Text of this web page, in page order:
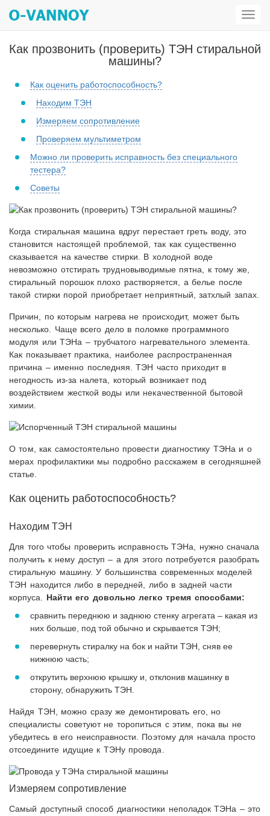
Как прозвонить (проверить) ТЭН стиральной
машины?
Как оценить работоспособность?
Находим ТЭН
Измеряем сопротивление
Проверяем мультиметром
Можно ли проверить исправность без специального
тестера?
Советы
Когда стиральная машина вдруг перестает греть воду, это
становится настоящей проблемой, так как существенно
сказывается на качестве стирки. В холодной воде
невозможно отстирать трудновыводимые пятна, к тому же,
стиральный порошок плохо растворяется, а белье после
такой стирки порой приобретает неприятный, затхлый запах.
Причин, по которым нагрева не происходит, может быть
несколько. Чаще всего дело в поломке программного
модуля или ТЭНа – трубчатого нагревательного элемента.
Как показывает практика, наиболее распространенная
причина – именно последняя. ТЭН часто приходит в
негодность из-за налета, который возникает под
воздействием жесткой воды или некачественной бытовой
химии.
О том, как самостоятельно провести диагностику ТЭНа и о
мерах профилактики мы подробно расскажем в сегодняшней
статье.
Как оценить работоспособность?
Находим ТЭН
Для того чтобы проверить исправность ТЭНа, нужно сначала
получить к нему доступ – а для этого потребуется разобрать
стиральную машину. У большинства современных моделей
ТЭН находится либо в передней, либо в задней части
корпуса. Найти его довольно легко тремя способами:
сравнить переднюю и заднюю стенку агрегата – какая из
них больше, под той обычно и скрывается ТЭН;
перевернуть стиралку на бок и найти ТЭН, сняв ее
нижнюю часть;
открутить верхнюю крышку и, отклонив машинку в
сторону, обнаружить ТЭН.
Найдя ТЭН, можно сразу же демонтировать его, но
специалисты советуют не торопиться с этим, пока вы не
убедитесь в его неисправности. Поэтому для начала просто
отсоедините идущие к ТЭНу провода.
Измеряем сопротивление
Самый доступный способ диагностики неполадок ТЭНа – это